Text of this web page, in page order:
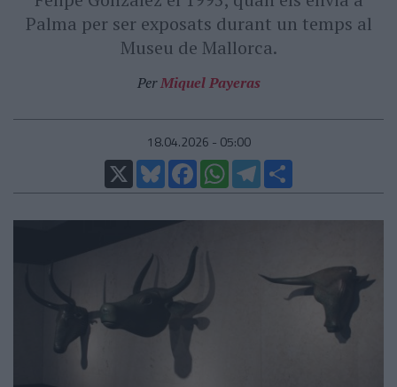
Palma per ser exposats durant un temps al
Museu de Mallorca.
PerMiquel Payeras
18.04.2026 - 05:00
X
BlueskyFacebookWhatsAppTelegram